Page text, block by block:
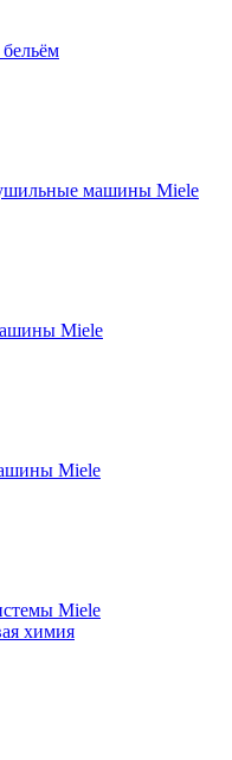
машины Miele
Miele
Miele
Miele
химия